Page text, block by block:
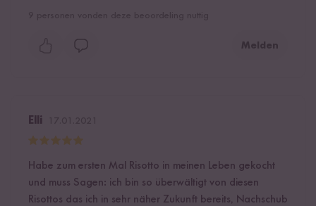
Melden
Elli
Habe zum ersten Mal Risotto in meinen Leben gekocht
und muss Sagen: ich bin so überwältigt von diesen
Risottos das ich in sehr näher Zukunft bereits, Nachschub